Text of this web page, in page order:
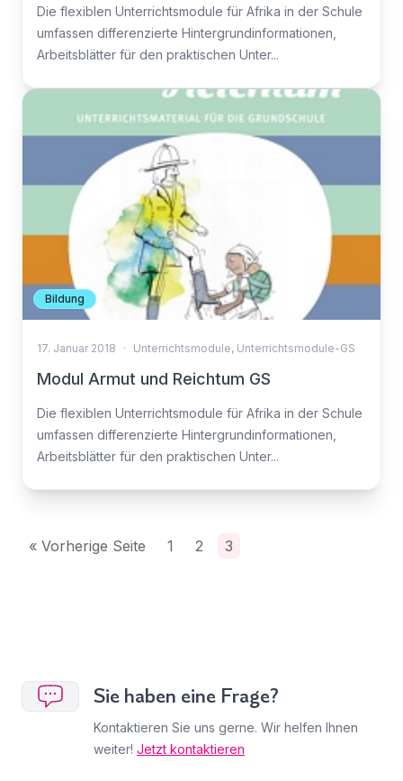
Die flexiblen Unterrichtsmodule für Afrika in der Schule
umfassen differenzierte Hintergrundinformationen,
Arbeitsblätter für den praktischen Unter...
Bildung
17. Januar 2018 · Unterrichtsmodule, Unterrichtsmodule-GS
Modul Armut und Reichtum GS
Die flexiblen Unterrichtsmodule für Afrika in der Schule
umfassen differenzierte Hintergrundinformationen,
Arbeitsblätter für den praktischen Unter...
« Vorherige Seite 1 2 3
Sie haben eine Frage?
Kontaktieren Sie uns gerne. Wir helfen Ihnen
weiter! Jetzt kontaktieren